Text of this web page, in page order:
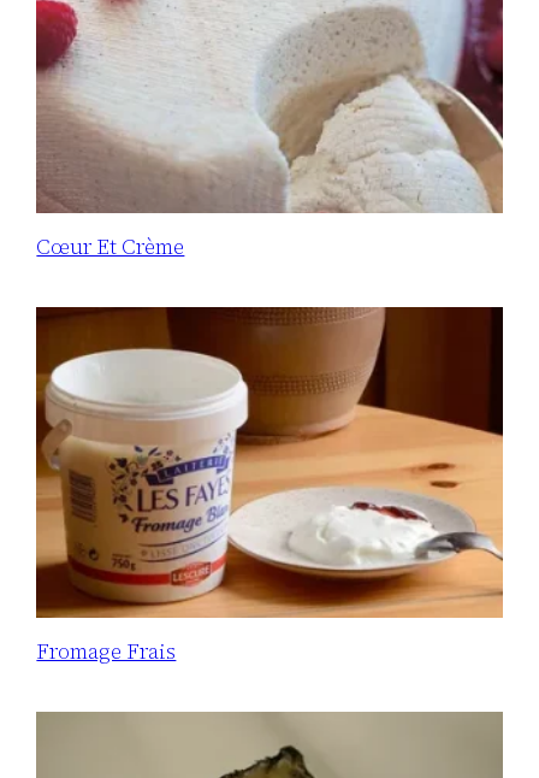
Cœur Et Crème
Fromage Frais